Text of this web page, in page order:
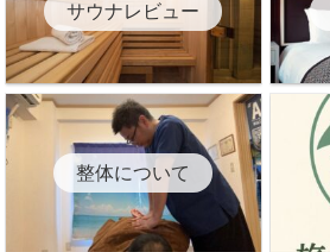
サウナレビュー
整体について